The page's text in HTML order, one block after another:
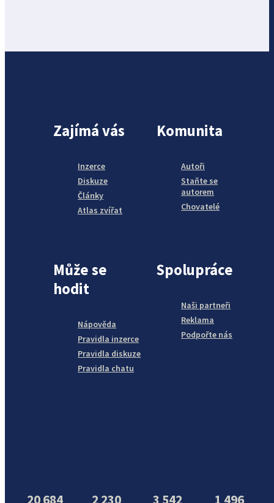
Zajímá vás
Inzerce
Diskuze
Články
Atlas zvířat
Komunita
Autoři
Staňte se
autorem
Chovatelé
Může se
hodit
Nápověda
Pravidla inzerce
Pravidla diskuze
Pravidla chatu
Spolupráce
Naši partneři
Reklama
Podpořte nás